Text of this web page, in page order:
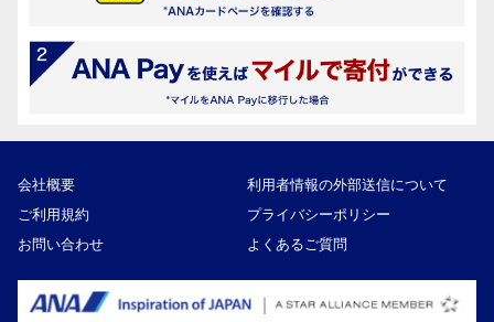
会社概要
利用者情報の外部送信について
ご利用規約
プライバシーポリシー
お問い合わせ
よくあるご質問